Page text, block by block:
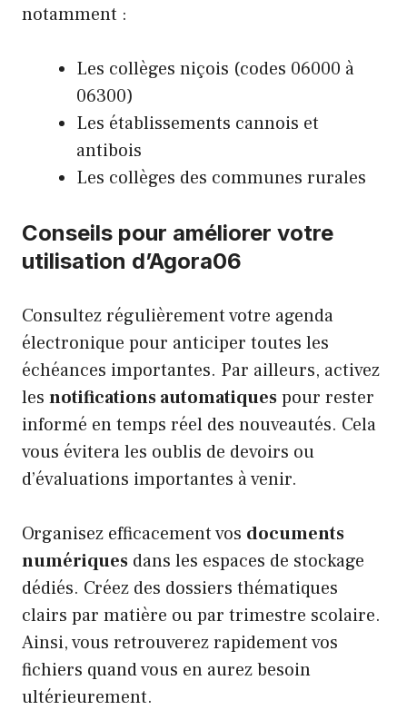
notamment :
Les collèges niçois (codes 06000 à
06300)
Les établissements cannois et
antibois
Les collèges des communes rurales
Conseils pour améliorer votre
utilisation d’Agora06
Consultez régulièrement votre agenda
électronique pour anticiper toutes les
échéances importantes. Par ailleurs, activez
les notifications automatiquespour rester
informé en temps réel des nouveautés. Cela
vous évitera les oublis de devoirs ou
d’évaluations importantes à venir.
Organisez efficacement vos documents
numériques dans les espaces de stockage
dédiés. Créez des dossiers thématiques
clairs par matière ou par trimestre scolaire.
Ainsi, vous retrouverez rapidement vos
fichiers quand vous en aurez besoin
ultérieurement.